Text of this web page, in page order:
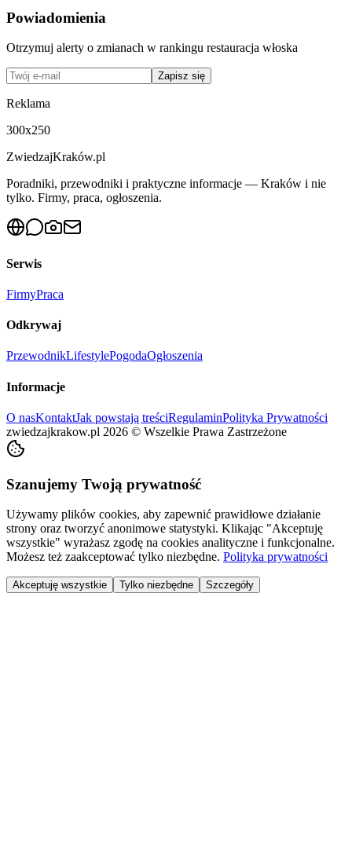
Powiadomienia
Otrzymuj alerty o zmianach w rankingu restauracja włoska
Zapisz się
Reklama
300x250
ZwiedzajKraków.pl
Poradniki, przewodniki i praktyczne informacje — Kraków i nie
tylko. Firmy, praca, ogłoszenia.
Serwis
FirmyPraca
Odkrywaj
PrzewodnikLifestylePogodaOgłoszenia
Informacje
O nasKontaktJak powstają treściRegulaminPolityka Prywatności
zwiedzajkrakow.pl 2026 © Wszelkie Prawa Zastrzeżone
Szanujemy Twoją prywatność
Używamy plików cookies, aby zapewnić prawidłowe działanie
strony oraz tworzyć anonimowe statystyki. Klikając "Akceptuję
wszystkie" wyrażasz zgodę na cookies analityczne i funkcjonalne.
Możesz też zaakceptować tylko niezbędne. Polityka prywatności
Akceptuję wszystkie Tylko niezbędne Szczegóły